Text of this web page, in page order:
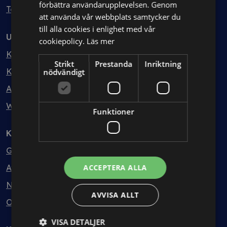
Testa kostnadsfritt
Utbildning
Kurser
Kurspaket
Abonnemang
Webbinarium
Kunskapsbank
Guider
Avtalsmallar
Nyheter
Ordlista
förbättra användarupplevelsen. Genom
att använda vår webbplats samtycker du
till alla cookies i enlighet med vår
cookiepolicy. Läs mer
Strikt
nödvändigt
Prestanda Inriktning
Funktioner
ACCEPTERA ALLA
AVVISA ALLT
VISA DETALJER